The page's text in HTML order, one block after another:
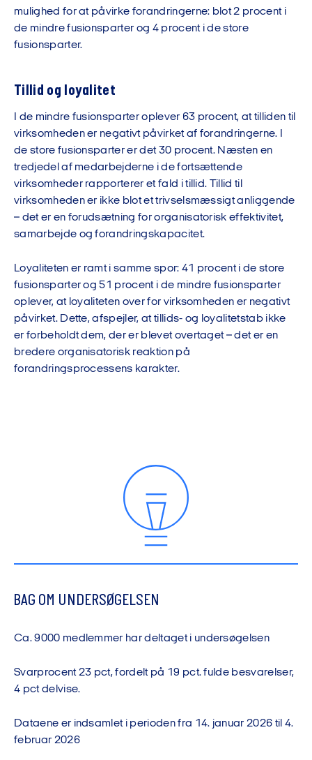
mulighed for at påvirke forandringerne: blot 2 procent i
de mindre fusionsparter og 4 procent i de store
fusionsparter.
Tillid og loyalitet
I de mindre fusionsparter oplever 63 procent, at tilliden til
virksomheden er negativt påvirket af forandringerne. I
de store fusionsparter er det 30 procent. Næsten en
tredjedel af medarbejderne i de fortsættende
virksomheder rapporterer et fald i tillid. Tillid til
virksomheden er ikke blot et trivselsmæssigt anliggende
– det er en forudsætning for organisatorisk effektivitet,
samarbejde og forandringskapacitet.
Loyaliteten er ramt i samme spor: 41 procent i de store
fusionsparter og 51 procent i de mindre fusionsparter
oplever, at loyaliteten over for virksomheden er negativt
påvirket. Dette, afspejler, at tillids- og loyalitetstab ikke
er forbeholdt dem, der er blevet overtaget – det er en
bredere organisatorisk reaktion på
forandringsprocessens karakter.
BAG OM UNDERSØGELSEN
Ca. 9000 medlemmer har deltaget i undersøgelsen
Svarprocent 23 pct, fordelt på 19 pct. fulde besvarelser,
4 pct delvise.
Dataene er indsamlet i perioden fra 14. januar 2026 til 4.
februar 2026